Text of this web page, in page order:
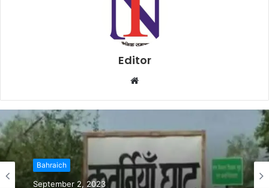
Editor
b
i
t
e
Bahraich
Bahraich